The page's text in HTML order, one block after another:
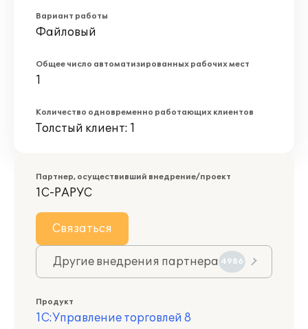
Вариант работы
Файловый
Общее число автоматизированных рабочих мест
1
Количество одновременно работающих клиентов
Толстый клиент: 1
Партнер, осуществивший внедрение/проект
1С-РАРУС
Связаться
Другие внедрения партнера 4986
Продукт
1С:Управление торговлей 8